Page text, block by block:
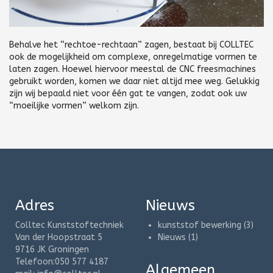
Behalve het “rechtoe-rechtaan” zagen, bestaat bij COLLTEC
ook de mogelijkheid om complexe, onregelmatige vormen te
laten zagen. Hoewel hiervoor meestal de CNC freesmachines
gebruikt worden, komen we daar niet altijd mee weg. Gelukkig
zijn wij bepaald niet voor één gat te vangen, zodat ook uw
“moeilijke vormen” welkom zijn.
Adres
Colltec Kunststoftechniek
Van der Hoopstraat 5
9716 JK Groningen
Telefoon:050 577 4187
Nieuws
kunststof bewerking (3)
Nieuws (1)